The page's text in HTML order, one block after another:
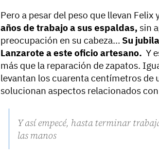
Pero a pesar del peso que llevan Felix
años de trabajo a sus espaldas, sin
preocupación en su cabeza… Su
Lanzarote a este oficio artesano. Y
más que la reparación de zapatos.
levantan los cuarenta centímetros de
solucionan aspectos relacionados
Y así empecé, hasta terminar
las manos